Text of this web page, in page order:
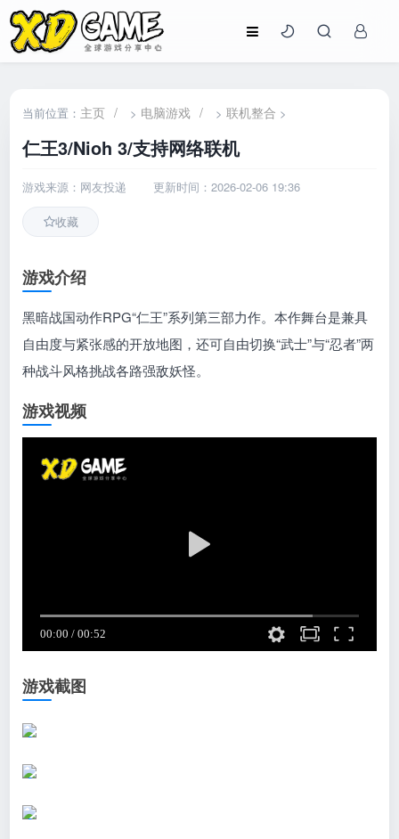
当前位置： 主页 / > 电脑游戏 / >联机整合 >
仁王3/Nioh 3/支持网络联机
游戏来源：网友投递 更新时间：2026-02-06 19:36
收藏
游戏介绍
黑暗战国动作RPG“仁王”系列第三部力作。本作舞台是兼具
自由度与紧张感的开放地图，还可自由切换“武士”与“忍者”两
种战斗风格挑战各路强敌妖怪。
游戏视频
游戏截图